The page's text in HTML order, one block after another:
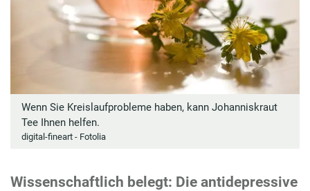
Wenn Sie Kreislaufprobleme haben, kann Johanniskraut
Tee Ihnen helfen.
digital-fineart - Fotolia
Wissenschaftlich belegt: Die antidepressive